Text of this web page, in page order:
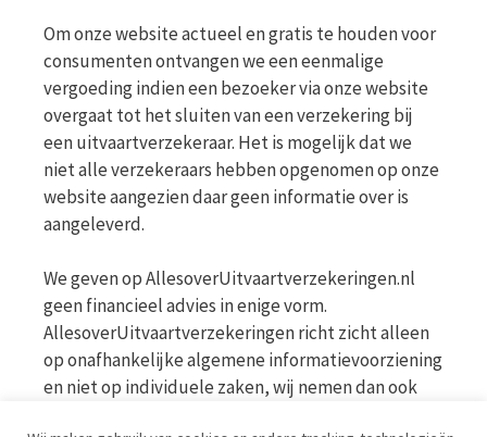
Om onze website actueel en gratis te houden voor
consumenten ontvangen we een eenmalige
vergoeding indien een bezoeker via onze website
overgaat tot het sluiten van een verzekering bij
een uitvaartverzekeraar. Het is mogelijk dat we
niet alle verzekeraars hebben opgenomen op onze
website aangezien daar geen informatie over is
aangeleverd.
We geven op AllesoverUitvaartverzekeringen.nl
geen financieel advies in enige vorm.
AllesoverUitvaartverzekeringen richt zicht alleen
op onafhankelijke algemene informatievoorziening
en niet op individuele zaken, wij nemen dan ook